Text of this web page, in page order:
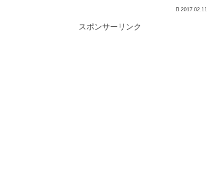
2017.02.11
スポンサーリンク